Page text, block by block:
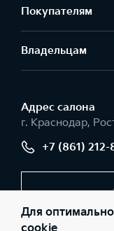
Покупателям
Владельцам
Адрес салонa
г. Краснодар,
+7 (861) 212-
Для
cookie